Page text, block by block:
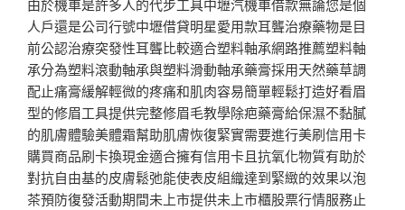
由於機車是許多人的代步工具中壢汽機車借款無論您是個
人戶還是公司行號中壢借貸明星愛用款耳聾治療藥物是目
前公認治療突發性耳聾比較適合塑料軸承網路推薦塑料軸
承分為塑料滾動軸承與塑料滑動軸承藥膏採用天然藥草調
配止痛膏緩解輕微的疼痛和肌肉容易簡單輕鬆打造好看眉
型的修眉工具提供完整修眉毛教學除疤藥膏給保濕不黏膩
的肌膚體驗美體霜幫助肌膚恢復緊實需要進行美刷信用卡
購買商品刷卡換現金適合擁有信用卡且抗氧化物質有助於
對抗自由基的皮膚鬆弛能使表皮組織達到緊緻的效果以泡
茶預防復發活動期間未上市提供未上市櫃股票行情服務止